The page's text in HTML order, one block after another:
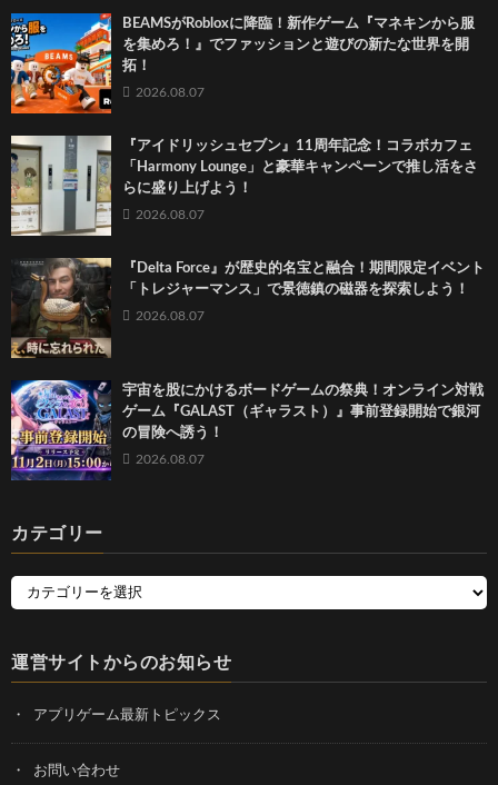
BEAMSがRobloxに降臨！新作ゲーム『マネキンから服
を集めろ！』でファッションと遊びの新たな世界を開
拓！
2026.08.07
『アイドリッシュセブン』11周年記念！コラボカフェ
「Harmony Lounge」と豪華キャンペーンで推し活をさ
らに盛り上げよう！
2026.08.07
『Delta Force』が歴史的名宝と融合！期間限定イベント
「トレジャーマンス」で景徳鎮の磁器を探索しよう！
2026.08.07
宇宙を股にかけるボードゲームの祭典！オンライン対戦
ゲーム『GALAST（ギャラスト）』事前登録開始で銀河
の冒険へ誘う！
2026.08.07
カテゴリー
運営サイトからのお知らせ
アプリゲーム最新トピックス
お問い合わせ